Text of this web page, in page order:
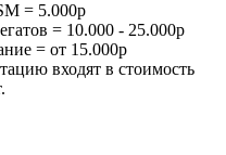
= 5.000р
= 10.000 - 25.000р
= от 15.000р
входят в стоимость